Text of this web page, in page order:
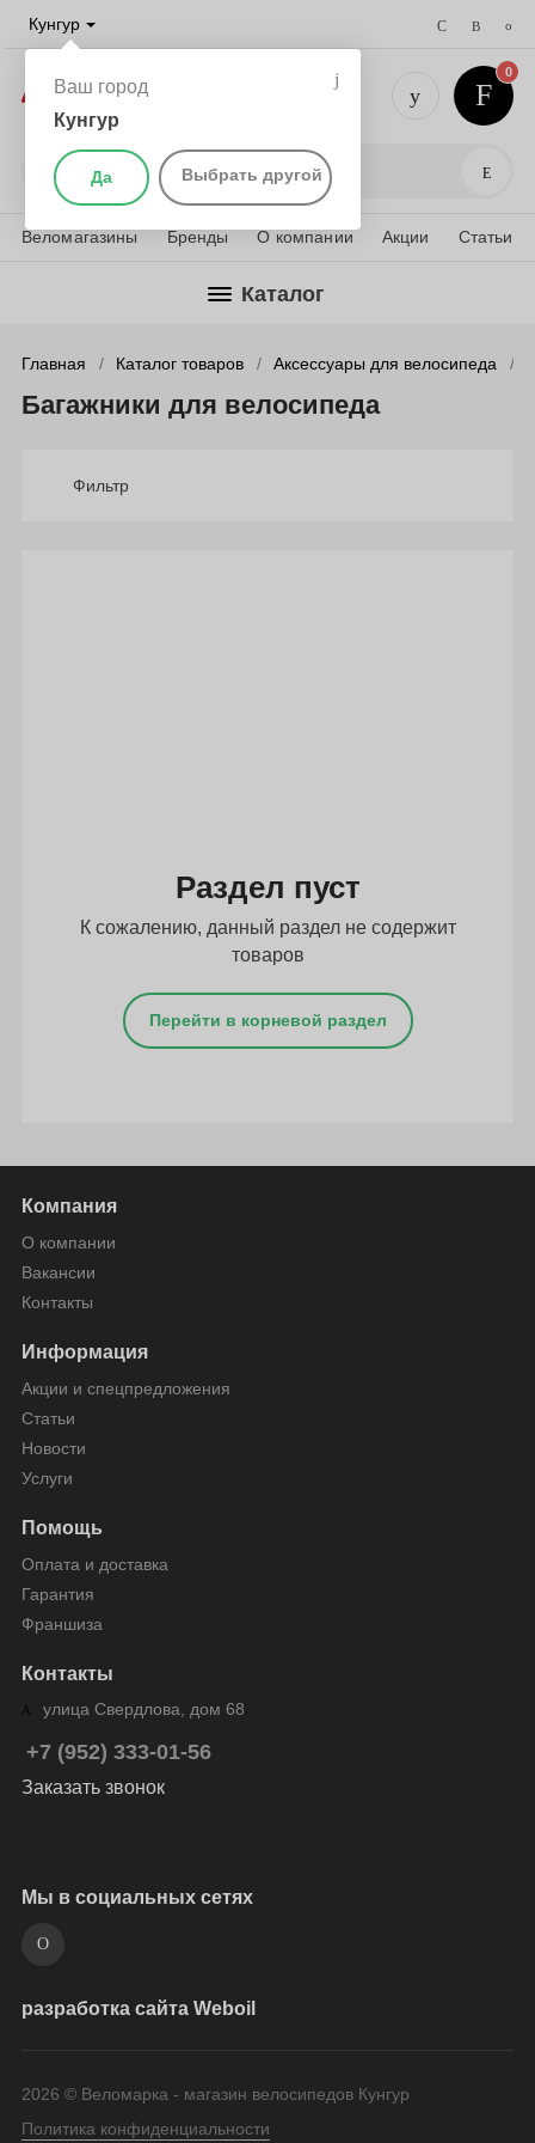
Кунгур
Ваш город
Кунгур
Да Выбрать другой Поиск
+7 (952)
0
Веломагазины Бренды О компании Акции Статьи
Каталог
Главная Каталог товаров Аксессуары для велосипеда
Багажники для велосипеда
Фильтр
Раздел пуст
К сожалению, данный раздел не содержит
товаров
Перейти в корневой раздел
Компания
О компании
Вакансии
Контакты
Информация
Акции и спецпредложения
Статьи
Новости
Услуги
Помощь
Оплата и доставка
Гарантия
Франшиза
Контакты
улица Свердлова, дом 68
+7 (952) 333-01-56
Заказать звонок
Мы в социальных сетях
разработка сайта Weboil
2026 © Веломарка - магазин велосипедов Кунгур
Политика конфиденциальности